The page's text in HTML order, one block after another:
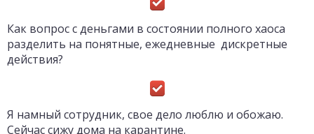
Как вопрос с деньгами в состоянии полного хаоса
разделить на понятные, ежедневные дискретные
действия?
Я намный сотрудник, свое дело люблю и обожаю.
Сейчас сижу дома на карантине.